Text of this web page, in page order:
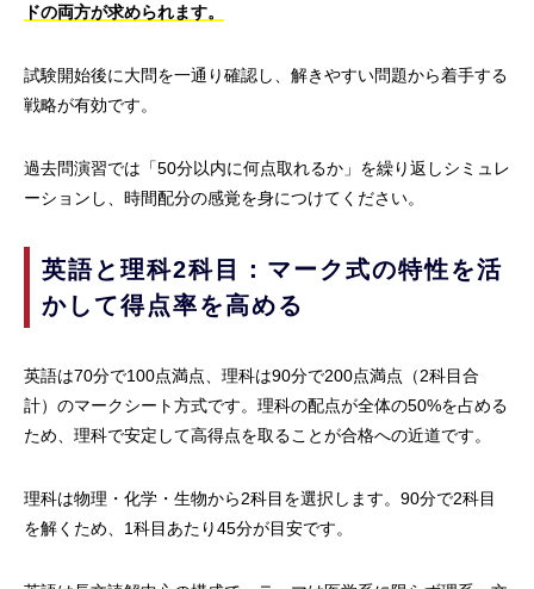
ドの両方が求められます。
試験開始後に大問を一通り確認し、解きやすい問題から着手する
戦略が有効です。
過去問演習では「50分以内に何点取れるか」を繰り返しシミュレ
ーションし、時間配分の感覚を身につけてください。
英語と理科2科目：マーク式の特性を活
かして得点率を高める
英語は70分で100点満点、理科は90分で200点満点（2科目合
計）のマークシート方式です。理科の配点が全体の50%を占める
ため、理科で安定して高得点を取ることが合格への近道です。
理科は物理・化学・生物から2科目を選択します。90分で2科目
を解くため、1科目あたり45分が目安です。